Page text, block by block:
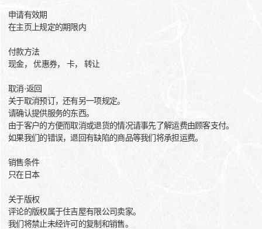
申请有效期
在主页上规定的期限内
付款方法
现金， 优惠券， 卡， 转让
取消·返回
关于取消预订，还有另一项规定。
请确认提供服务的东西。
由于客户的方便而取消或退货的情况请事先了解运费由顾客支付。
如果我们的错误，退回有缺陷的商品等我们将承担运费。
销售条件
只在日本
关于版权
评论的版权属于住吉屋有限公司卖家。
我们将禁止未经许可的复制和销售。